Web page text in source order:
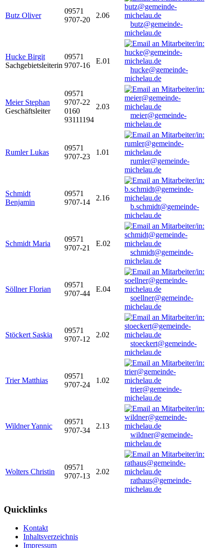
Butz Oliver
09571
9707-20
2.06
butz@gemeinde-
michelau.de
Hucke Birgit
Sachgebietsleiterin
09571
9707-16
E.01
hucke@gemeinde-
michelau.de
Meier Stephan
Geschäftsleiter
09571
9707-22
0160
93111194
2.03
meier@gemeinde-
michelau.de
Rumler Lukas
09571
9707-23
1.01
rumler@gemeinde-
michelau.de
Schmidt
Benjamin
09571
9707-14
2.16
b.schmidt@gemeinde-
michelau.de
Schmidt Maria
09571
9707-21
E.02
schmidt@gemeinde-
michelau.de
Söllner Florian
09571
9707-44
E.04
soellner@gemeinde-
michelau.de
Stöckert Saskia
09571
9707-12
2.02
stoeckert@gemeinde-
michelau.de
Trier Matthias
09571
9707-24
1.02
trier@gemeinde-
michelau.de
Wildner Yannic
09571
9707-34
2.13
wildner@gemeinde-
michelau.de
Wolters Christin
09571
9707-13
2.02
rathaus@gemeinde-
michelau.de
Quicklinks
Kontakt
Inhaltsverzeichnis
Impressum